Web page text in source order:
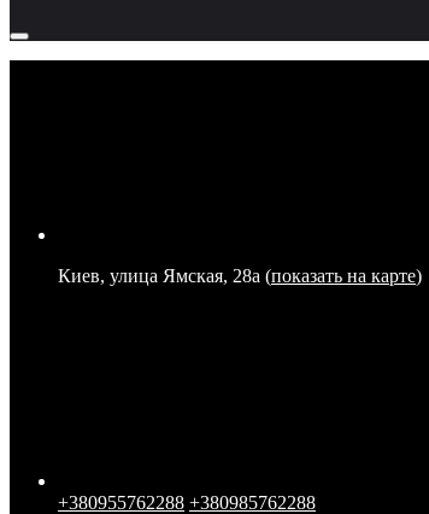
Киев, улица Ямская, 28а (показать на карте)
+380955762288 +380985762288